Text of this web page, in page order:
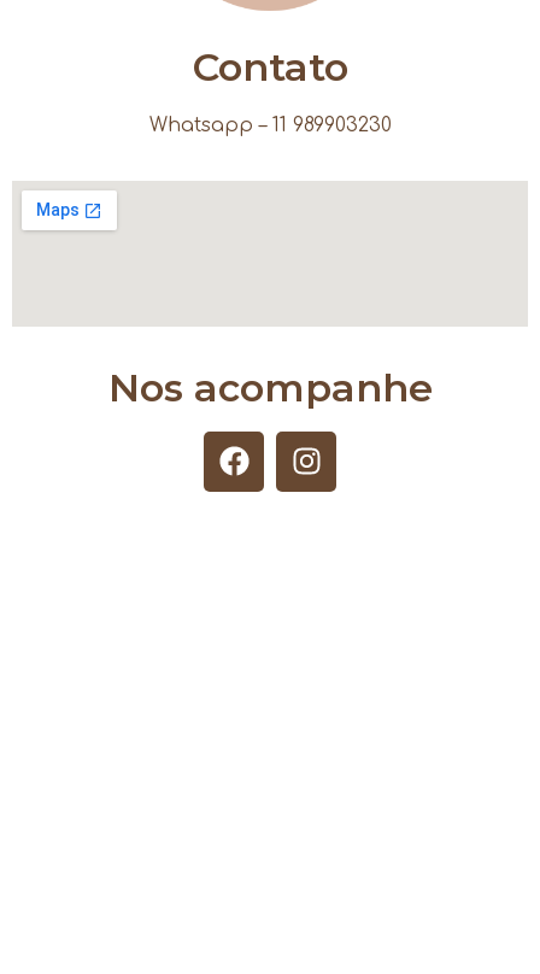
Contato
Whatsapp – 11 989903230
Nos acompanhe